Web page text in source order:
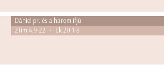
Dániel pr. és a három ifjú
2Tim 4,9-22 • Lk 20,1-8